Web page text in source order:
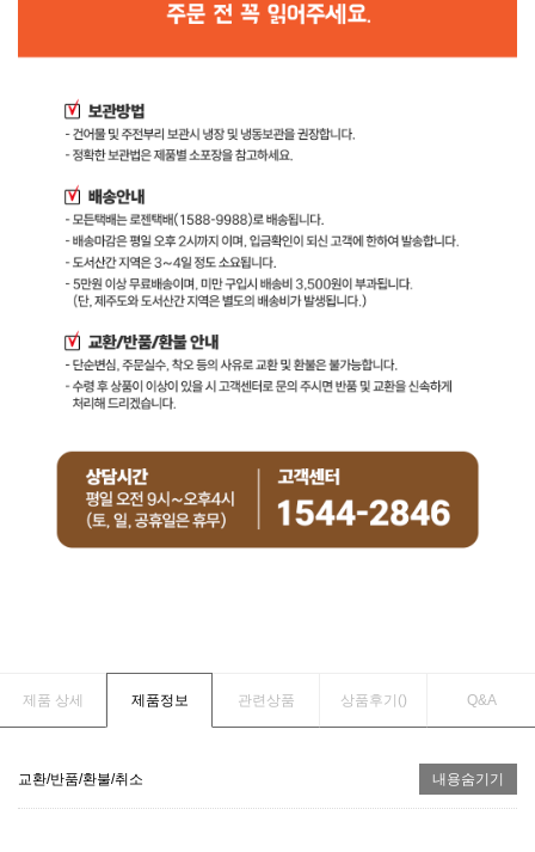
제품 상세 제품정보 관련상품 상품후기() Q&A
교환/반품/환불/취소 내용숨기기